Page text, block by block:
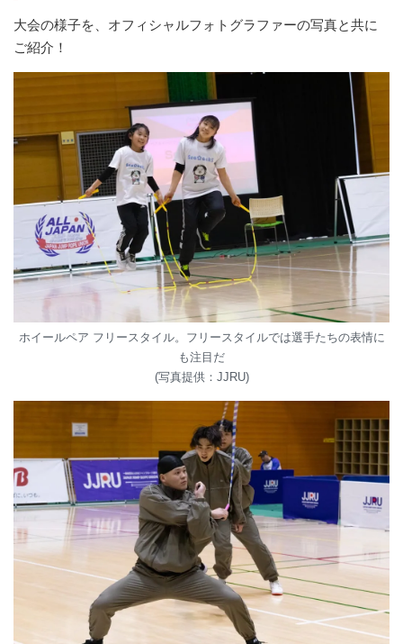
大会の様子を、オフィシャルフォトグラファーの写真と共に
ご紹介！
ホイールペア フリースタイル。フリースタイルでは選手たちの表情に
も注目だ
(写真提供：JJRU)